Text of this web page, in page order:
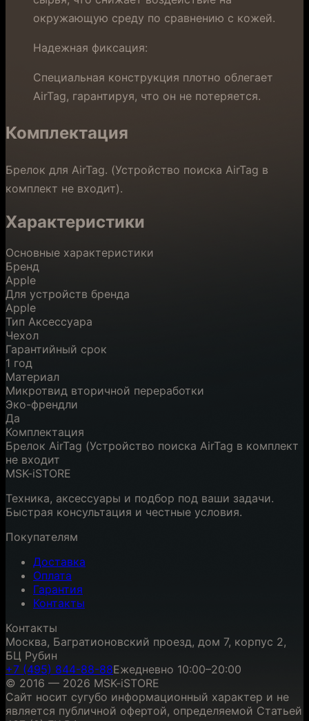
окружающую среду по сравнению с кожей.
Надежная фиксация:
Специальная конструкция плотно облегает
AirTag, гарантируя, что он не потеряется.
Комплектация
Брелок для AirTag. (Устройство поиска AirTag в
комплект не входит).
Характеристики
Основные характеристики
Бренд
Apple
Для устройств бренда
Apple
Тип Аксессуара
Чехол
Гарантийный срок
1 год
Материал
Микротвид вторичной переработки
Эко-френдли
Да
Комплектация
Брелок AirTag (Устройство поиска AirTag в комплект
не входит
MSK-iSTORE
Техника, аксессуары и подбор под ваши задачи.
Быстрая консультация и честные условия.
Покупателям
Доставка
Оплата
Гарантия
Контакты
Контакты
Москва, Багратионовский проезд, дом 7, корпус 2,
БЦ Рубин
+7 (495) 844-88-88Ежедневно 10:00–20:00
© 2016 — 2026 MSK-iSTORE
Сайт носит сугубо информационный характер и не
является публичной офертой, определяемой Статьей